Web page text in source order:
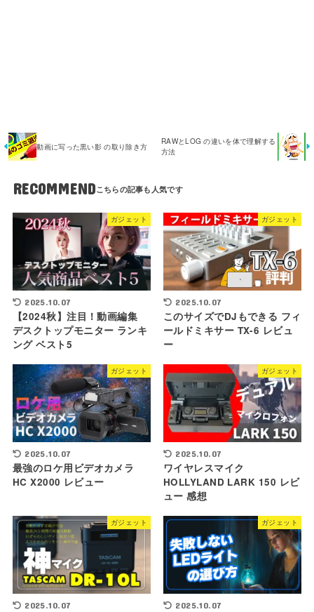
動画に写った黒い影 の取り除き方
RAWとLOG の違いを体で理解する
方法
RECOMMEND
ガジェット
2025.10.07
【2024秋】注目！動画編集
デスクトップモニター ランキ
ング ベスト5
ガジェット
2025.10.07
このサイズでDJもできる フィ
ールドミキサー TX-6 レビュ
ー
ガジェット
2025.10.07
最強のロケ用ビデオカメラ
HC X2000 レビュー
ガジェット
2025.10.07
ワイヤレスマイク
HOLLYLAND LARK 150 レビ
ュー 感想
ガジェット
2025.10.07
ガジェット
2025.10.07